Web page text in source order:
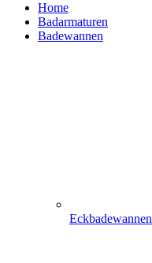
Home
Badarmaturen
Badewannen
Eckbadewannen